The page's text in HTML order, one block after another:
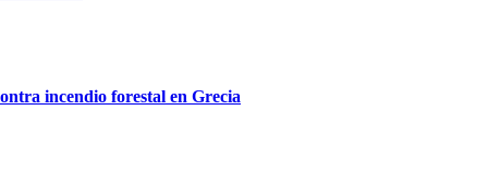
incendio forestal en Grecia